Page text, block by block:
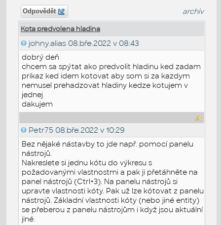
Odpovědět archiv
Kota predvolena hladina
johny.alias 08.bře.2022 v 08:43
dobrý deň
chcem sa spýtat ako predvolit hladinu ked zadam
prikaz ked idem kotovat aby som si za kazdym
nemusel prehadzovat hladiny kedze kotujem v
jednej
dakujem
Petr75 08.bře.2022 v 10:29
Bez nějaké nástavby to jde např. pomocí panelu
nástrojů.
Nakreslete si jednu kótu do výkresu s
požadovanými vlastnostmi a pak ji přetáhněte na
panel nástrojů (Ctrl+3). Na panelu nástrojů si
upravte vlastnosti kóty. Pak už lze kótovat z panelu
nástrojů. Základní vlastnosti kóty (nebo jiné entity)
se přeberou z panelu nástrojům i když jsou aktuální
jiné.